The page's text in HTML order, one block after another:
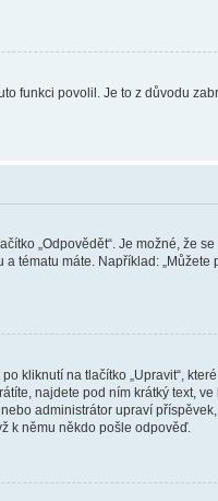
funkci povolil. Je to z důvodu
„Odpovědět“. Je možné, že
tématu máte. Například: „Můžete
kliknutí na tlačítko „Upravit“,
najdete pod ním krátký text,
administrátor upraví
k němu někdo pošle odpověď.